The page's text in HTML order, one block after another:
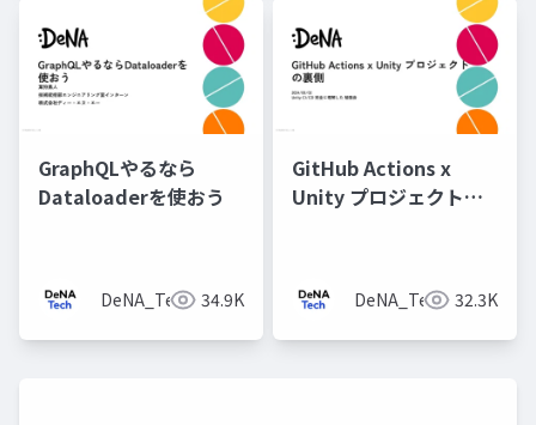
GraphQLやるなら
Dataloaderを使おう
DeNA_Tech 34.9K
GitHub Actions x
Unity プロジェクトの
DeNA_Tech 32.3K